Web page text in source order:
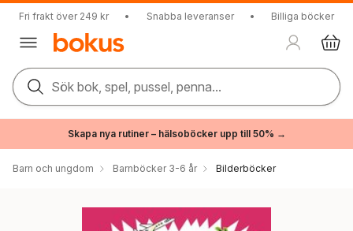
Fri frakt över 249 kr • Snabba leveranser • Billiga böcker
Sök bok, spel, pussel, penna...
Skapa nya rutiner – hälsoböcker upp till 50% →
Barn och ungdom Barnböcker 3-6 år Bilderböcker